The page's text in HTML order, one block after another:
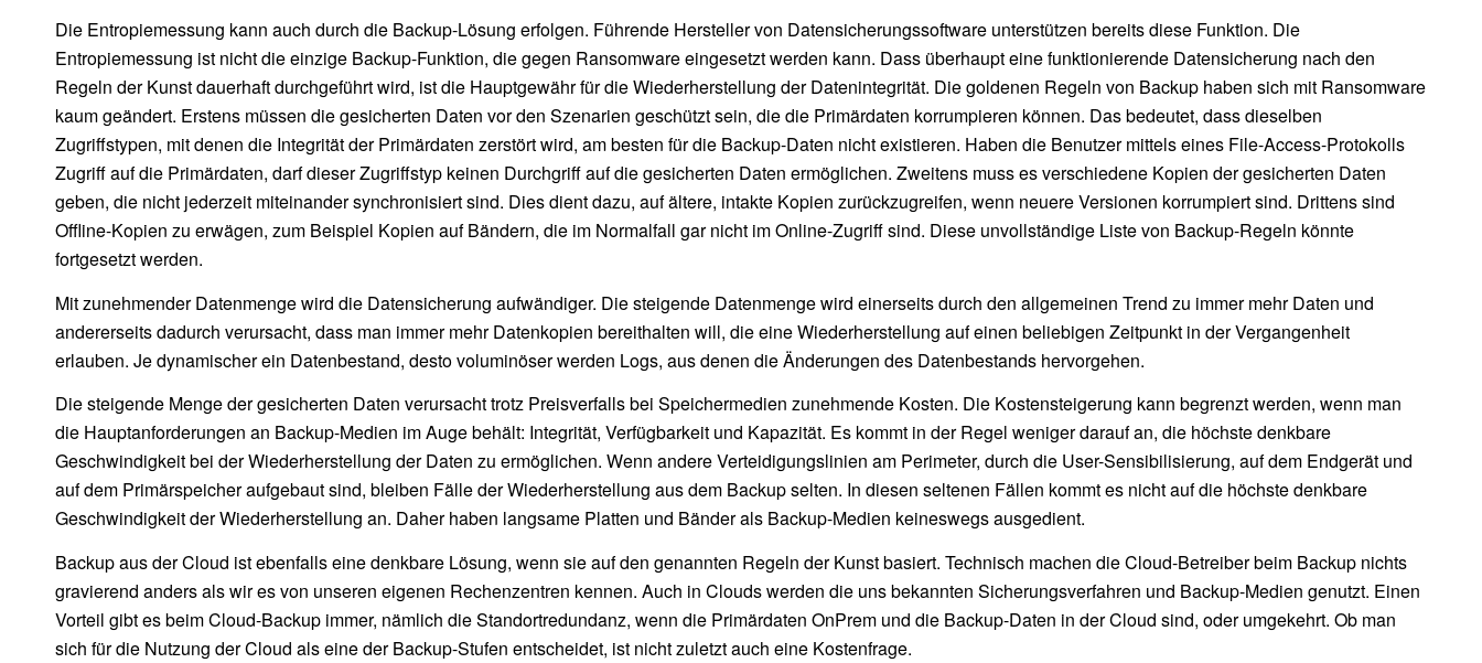
Die Entropiemessung kann auch durch die Backup-Lösung erfolgen. Führende Hersteller von Datensicherungssoftware unterstützen bereits diese Funktion. Die
Entropiemessung ist nicht die einzige Backup-Funktion, die gegen Ransomware eingesetzt werden kann. Dass überhaupt eine funktionierende Datensicherung nach den
Regeln der Kunst dauerhaft durchgeführt wird, ist die Hauptgewähr für die Wiederherstellung der Datenintegrität. Die goldenen Regeln von Backup haben sich mit Ransomware
kaum geändert. Erstens müssen die gesicherten Daten vor den Szenarien geschützt sein, die die Primärdaten korrumpieren können. Das bedeutet, dass dieselben
Zugriffstypen, mit denen die Integrität der Primärdaten zerstört wird, am besten für die Backup-Daten nicht existieren. Haben die Benutzer mittels eines File-Access-Protokolls
Zugriff auf die Primärdaten, darf dieser Zugriffstyp keinen Durchgriff auf die gesicherten Daten ermöglichen. Zweitens muss es verschiedene Kopien der gesicherten Daten
geben, die nicht jederzeit miteinander synchronisiert sind. Dies dient dazu, auf ältere, intakte Kopien zurückzugreifen, wenn neuere Versionen korrumpiert sind. Drittens sind
Offline-Kopien zu erwägen, zum Beispiel Kopien auf Bändern, die im Normalfall gar nicht im Online-Zugriff sind. Diese unvollständige Liste von Backup-Regeln könnte
fortgesetzt werden.
Mit zunehmender Datenmenge wird die Datensicherung aufwändiger. Die steigende Datenmenge wird einerseits durch den allgemeinen Trend zu immer mehr Daten und
andererseits dadurch verursacht, dass man immer mehr Datenkopien bereithalten will, die eine Wiederherstellung auf einen beliebigen Zeitpunkt in der Vergangenheit
erlauben. Je dynamischer ein Datenbestand, desto voluminöser werden Logs, aus denen die Änderungen des Datenbestands hervorgehen.
Die steigende Menge der gesicherten Daten verursacht trotz Preisverfalls bei Speichermedien zunehmende Kosten. Die Kostensteigerung kann begrenzt werden, wenn man
die Hauptanforderungen an Backup-Medien im Auge behält: Integrität, Verfügbarkeit und Kapazität. Es kommt in der Regel weniger darauf an, die höchste denkbare
Geschwindigkeit bei der Wiederherstellung der Daten zu ermöglichen. Wenn andere Verteidigungslinien am Perimeter, durch die User-Sensibilisierung, auf dem Endgerät und
auf dem Primärspeicher aufgebaut sind, bleiben Fälle der Wiederherstellung aus dem Backup selten. In diesen seltenen Fällen kommt es nicht auf die höchste denkbare
Geschwindigkeit der Wiederherstellung an. Daher haben langsame Platten und Bänder als Backup-Medien keineswegs ausgedient.
Backup aus der Cloud ist ebenfalls eine denkbare Lösung, wenn sie auf den genannten Regeln der Kunst basiert. Technisch machen die Cloud-Betreiber beim Backup nichts
gravierend anders als wir es von unseren eigenen Rechenzentren kennen. Auch in Clouds werden die uns bekannten Sicherungsverfahren und Backup-Medien genutzt. Einen
Vorteil gibt es beim Cloud-Backup immer, nämlich die Standortredundanz, wenn die Primärdaten OnPrem und die Backup-Daten in der Cloud sind, oder umgekehrt. Ob man
sich für die Nutzung der Cloud als eine der Backup-Stufen entscheidet, ist nicht zuletzt auch eine Kostenfrage.